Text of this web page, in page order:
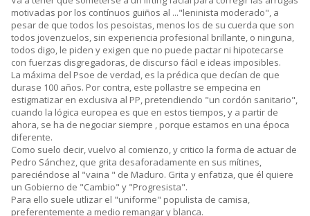
motivadas por los contínuos guiños al ..."leninista moderado", a
pesar de que todos los pesoistas, menos los de su cuerda que son
todos jovenzuelos, sin experiencia profesional brillante, o ninguna,
todos digo, le piden y exigen que no puede pactar ni hipotecarse
con fuerzas disgregadoras, de discurso fácil e ideas imposibles.
La máxima del Psoe de verdad, es la prédica que decían de que
durase 100 años. Por contra, este pollastre se empecina en
estigmatizar en exclusiva al PP, pretendiendo "un cordón sanitario",
cuando la lógica europea es que en estos tiempos, y a partir de
ahora, se ha de negociar siempre , porque estamos en una época
diferente.
Como suelo decir, vuelvo al comienzo, y critico la forma de actuar de
Pedro Sánchez, que grita desaforadamente en sus mítines,
pareciéndose al "vaina " de Maduro. Grita y enfatiza, que él quiere
un Gobierno de "Cambio" y "Progresista".
Para ello suele utlizar el "uniforme" populista de camisa,
preferentemente a medio remangar y blanca.